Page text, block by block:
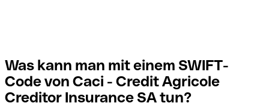
Was kann man mit einem SWIFT-
Code von Caci - Credit Agricole
Creditor Insurance SA tun?